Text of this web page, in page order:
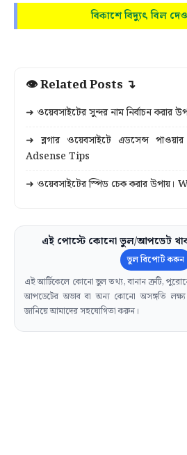
বিকাশে বিদ্যুৎ বিল
👁 Related Posts ↴
➜ ওয়েবসাইটের সুন্দর নাম নির্বাচন
➜ ব্লগার ওয়েবসাইটে এডসেন্স
Adsense Tips
➜ ওয়েবসাইটের স্পিড চেক করার উপায়।
এই পোস্টে কোনো ভুল/আপডেট
ভুল রিপোর্ট করুন
এই আর্টিকেলে কোনো ভুল তথ্য, বানান ত্রুটি,
আপডেটের অভাব বা অন্য কোনো অসঙ্গতি
জানিয়ে আমাদের সহযোগিতা করুন।